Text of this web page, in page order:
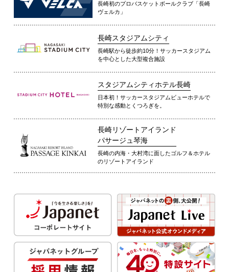
長崎初のプロバスケットボールクラブ「長崎
ヴェルカ」
長崎スタジアムシティ
長崎駅から徒歩約10分！サッカースタジアム
を中心とした大型複合施設
スタジアムシティホテル長崎
日本初！サッカースタジアムビューホテルで
特別な感動とくつろぎを。
長崎リゾートアイランド
パサージュ琴海
長崎の内海・大村湾に面したゴルフ＆ホテル
のリゾートアイランド